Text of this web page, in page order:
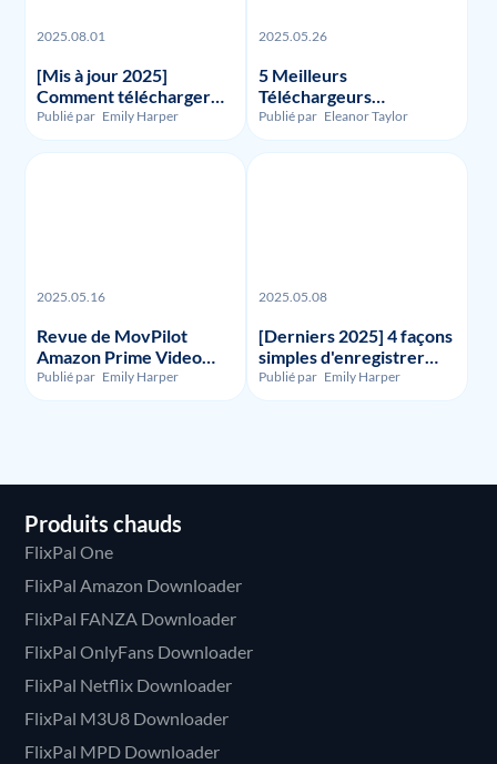
2025.08.01
[Mis à jour 2025]
Comment télécharger
des enregistrements et
des vidéos FuboTV ?
Publié par Emily Harper
2025.05.26
5 Meilleurs
Téléchargeurs
Funimation en 2023 :
Avis et Comparaison
Publié par Eleanor Taylor
2025.05.16
Revue de MovPilot
Amazon Prime Video
Downloader - Illégalité,
Utilisation et Prix
Publié par Emily Harper
2025.05.08
[Derniers 2025] 4 façons
simples d'enregistrer
l'écran de HBO Max
Publié par Emily Harper
Produits chauds
FlixPal One
FlixPal Amazon Downloader
FlixPal FANZA Downloader
FlixPal OnlyFans Downloader
FlixPal Netflix Downloader
FlixPal M3U8 Downloader
FlixPal MPD Downloader